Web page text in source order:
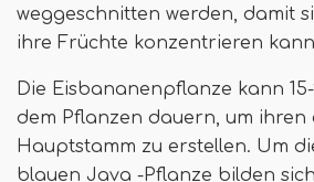
weggeschnitten werden, damit
ihre Früchte konzentrieren
Die Eisbananenpflanze kann
dem Pflanzen dauern, um ihren
Hauptstamm zu erstellen. Um
blauen Java -Pflanze bilden